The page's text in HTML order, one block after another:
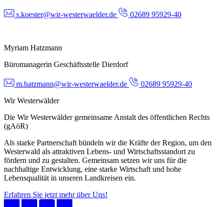
s.koester@wir-westerwaelder.de 02689 95929-40
Myriam Hatzmann
Büromanagerin Geschäftsstelle Dierdorf
m.hatzmann@wir-westerwaelder.de
02689 95929-40
Wir Westerwälder
Die Wir Westerwälder gemeinsame Anstalt des öffentlichen Rechts
(gAöR)
Als starke Partnerschaft bündeln wir die Kräfte der Region, um den
Westerwald als attraktiven Lebens- und Wirtschaftsstandort zu
fördern und zu gestalten. Gemeinsam setzen wir uns für die
nachhaltige Entwicklung, eine starke Wirtschaft und hohe
Lebensqualität in unseren Landkreisen ein.
Erfahren Sie jetzt mehr über Uns!